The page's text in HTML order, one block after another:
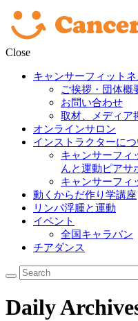
Close
キャンサーフィット
ご挨拶・団体概
お問い合わせ
取材、メディア
オンラインサロン
インストラクターにつ
キャンサーフィ
んと運動ピアサ
キャンサーフィ
動くからだ作り学講座
リンパ浮腫と運動
イベント
全国キャラバン
チアダンス
Daily